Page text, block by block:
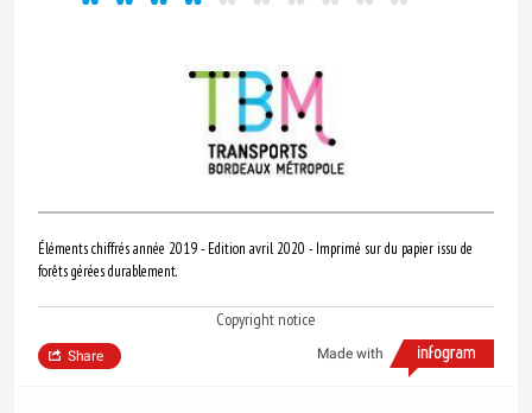
Éléments chiffrés année 2019 - Edition avril 2020 - Imprimé sur du papier issu de
forêts gérées durablement.
Copyright notice
Made with
Share